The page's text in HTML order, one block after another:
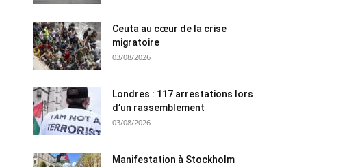
Ceuta au cœur de la crise
migratoire
03/08/2026
Londres : 117 arrestations lors
d’un rassemblement
03/08/2026
Manifestation à Stockholm